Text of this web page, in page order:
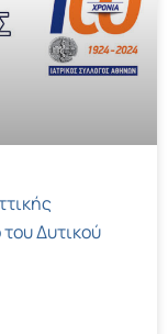
Δυτικού